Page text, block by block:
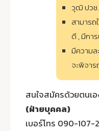
วุฒิ ปวช.
สามารถ
ดี , มีกา
มีความ
จะพิจา
สนใจสมัครด้วยตนเ
(ฝ่ายบุคคล)
เบอร์โทร 090-